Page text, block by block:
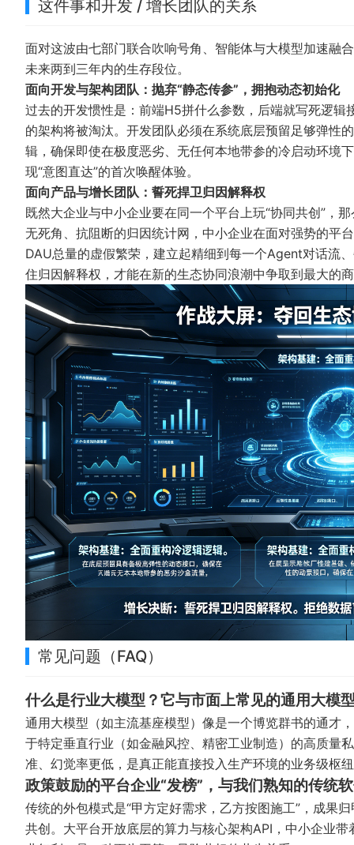
这件事和开发 / 增长团队的关系
面对这波由七部门联合吹响号角、智能体与大模型加速融
未来两到三年内的生存段位。
面向开发与架构团队：抛弃“静态传参”，拥抱动态初始化
过去的开发惯性是：前端H5拼什么参数，后端就写死逻
的架构将被淘汰。开发团队必须在系统底层预留足够弹性
辑，确保即使在极度恶劣、无任何本地带参的冷启动环境
现“意图直达”的首次唤醒体验。
面向产品与增长团队：誓死捍卫归因解释权
既然大企业与中小企业要在同一个平台上玩“协同共创”，
无死角、抗阻断的归因统计网，中小企业在面对强势的平
DAU总量的虚假繁荣，建立起精细到每一个Agent对话流
住归因解释权，才能在新的生态协同浪潮中争取到最大的
常见问题（FAQ）
什么是行业大模型？它与市面上常见的通用大模
通用大模型（如主流基座模型）像是一个博览群书的通才
于特定垂直行业（如金融风控、精密工业制造）的高质量
准、幻觉率更低，是真正能直接投入生产环境的业务级枢
政策鼓励的平台企业“发榜”，与我们熟知的传统
传统的外包模式是“甲方定好需求，乙方按图施工”，成果
共创。大平台开放底层的算力与核心架构API，中小企业